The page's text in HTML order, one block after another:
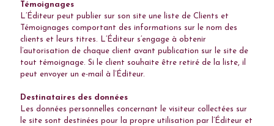
Témoignages
L’Éditeur peut publier sur son site une liste de Clients et
Témoignages comportant des informations sur le nom des
clients et leurs titres. L’Éditeur s’engage à obtenir
l’autorisation de chaque client avant publication sur le site de
tout témoignage. Si le client souhaite être retiré de la liste, il
peut envoyer un e-mail à l’Éditeur.
Destinataires des données
Les données personnelles concernant le visiteur collectées sur
le site sont destinées pour la propre utilisation par l’Éditeur et